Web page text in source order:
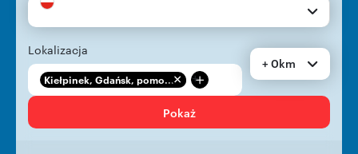
Lokalizacja
Kiełpinek, Gdańsk, pomo... +
+ 0km
Pokaż